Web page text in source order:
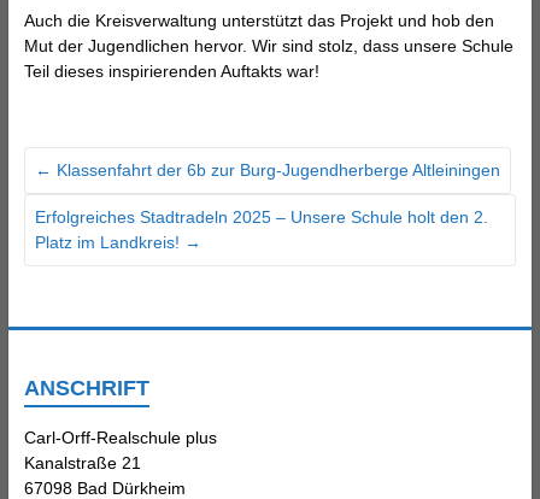
Auch die Kreisverwaltung unterstützt das Projekt und hob den
Mut der Jugendlichen hervor. Wir sind stolz, dass unsere Schule
Teil dieses inspirierenden Auftakts war!
← Klassenfahrt der 6b zur Burg-Jugendherberge Altleiningen
Erfolgreiches Stadtradeln 2025 – Unsere Schule holt den 2.
Platz im Landkreis! →
ANSCHRIFT
Carl-Orff-Realschule plus
Kanalstraße 21
67098 Bad Dürkheim